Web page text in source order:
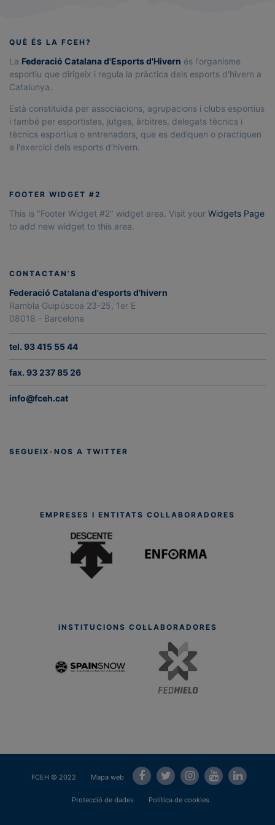
QUÈ ÉS LA FCEH?
La Federació Catalana d'Esports d'Hivern és l'organisme
esportiu que dirigeix i regula la pràctica dels esports d'hivern a
Catalunya.
Està constituïda per associacions, agrupacions i clubs esportius
i també per esportistes, jutges, àrbitres, delegats tècnics i
tècnics esportius o entrenadors, que es dediquen o practiquen
a l'exercici dels esports d'hivern.
FOOTER WIDGET #2
This is "Footer Widget #2" widget area. Visit your Widgets Page
to add new widget to this area.
CONTACTAN’S
Federació Catalana d'esports d'hivern
Rambla Guipúscoa 23-25, 1er E
08018 - Barcelona
tel. 93 415 55 44
fax. 93 237 85 26
info@fceh.cat
SEGUEIX-NOS A TWITTER
EMPRESES I ENTITATS COL·LABORADORES
INSTITUCIONS COL·LABORADORES
FCEH © 2022 Mapa web
Protecció de dades Política de cookies